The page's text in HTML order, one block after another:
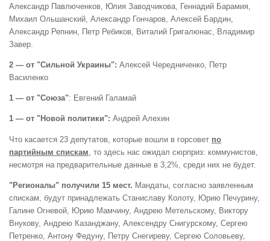
Александр Павлюченков, Юлия Заводчикова, Геннадий Барамия,
Михаил Ольшанский, Александр Гончаров, Алексей Бардин,
Александр Репнин, Петр Ребиков, Виталий Григалюнас, Владимир
Завер.
2 — от "Сильной Украины": Алексей Чередниченко
Петр
Василенко
1 — от "Союза": Евгений Галамай
1 — от "Новой политики": Андрей Алехин
Что касается 23 депутатов, которые вошли в горсовет по
партийным спискам , то здесь нас ожидал сюрприз: коммунистов,
несмотря на предварительные данные в 3,2%, среди них не будет.
"Регионалы" получили 15 мест. Мандаты, согласно заявленным
спискам, будут принадлежать Станиславу Колоту, Юрию Печурину,
Галине Огневой, Юрию Мамчину, Андрею Метельскому, Виктору
Внукову, Андрею Казанджану, Алексендру Снигурскому, Сергею
Петренко, Антону Федуну, Петру Снегиреву, Сергею Соловьеву,